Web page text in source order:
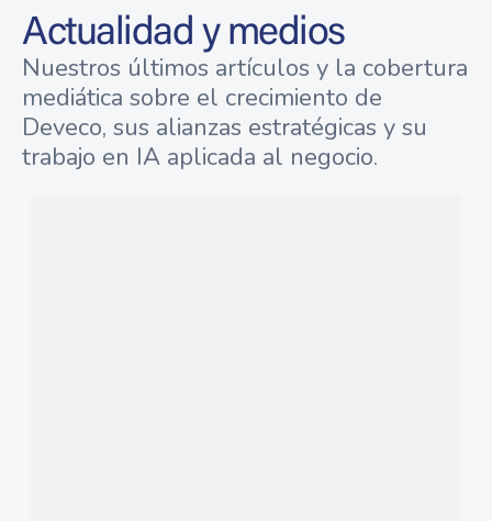
Actualidad y medios
Nuestros últimos artículos y la cobertura
mediática sobre el crecimiento de
Deveco, sus alianzas estratégicas y su
trabajo en IA aplicada al negocio.